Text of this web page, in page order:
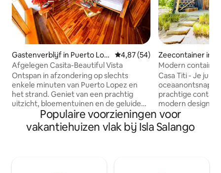
Gastenverblijf in Puerto Lop
ez
Gemiddelde beoordeling van
4,87 (54)
Afgelegen Casita-Beautiful Vista
Ontspan in afzondering op slechts
enkele minuten van Puerto Lopez en
het strand. Geniet van een prachtig
uitzicht, bloementuinen en de geluiden
van de natuur. De casita beschikt over
een buitenkeuken, rustige zithoeken en
airconditioning voor een goede
Zeecontainer in
Modern
Casa Titi - Je
prachtige
modern design
schoonheid van
Perfect voor
(maximaal vier
Populaire voorzieningen voor
vakantiehuizen vlak bij Isla Salango